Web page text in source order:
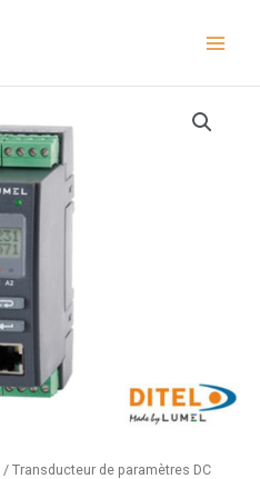
/ Transducteur de paramètres DC